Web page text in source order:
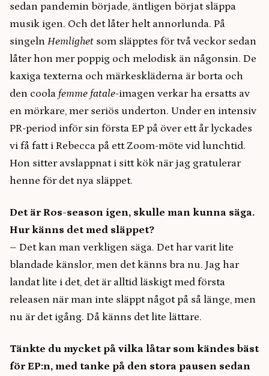
sedan pandemin började, äntligen börjat släppa
musik igen. Och det låter helt annorlunda. På
singeln Hemlighet som släpptes för två veckor sedan
låter hon mer poppig och melodisk än någonsin. De
kaxiga texterna och märkeskläderna är borta och
den coola femme fatale-imagen verkar ha ersatts av
en mörkare, mer seriös underton. Under en intensiv
PR-period inför sin första EP på över ett år lyckades
vi få fatt i Rebecca på ett Zoom-möte vid lunchtid.
Hon sitter avslappnat i sitt kök när jag gratulerar
henne för det nya släppet.
Det är Ros-season igen, skulle man kunna säga.
Hur känns det med släppet?
– Det kan man verkligen säga. Det har varit lite
blandade känslor, men det känns bra nu. Jag har
landat lite i det, det är alltid läskigt med första
releasen när man inte släppt något på så länge, men
nu är det igång. Då känns det lite lättare.
Tänkte du mycket på vilka låtar som kändes bäst
för EP:n, med tanke på den stora pausen sedan